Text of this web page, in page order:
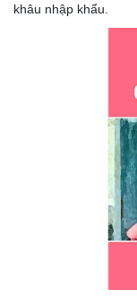
khâu nhập khẩu.